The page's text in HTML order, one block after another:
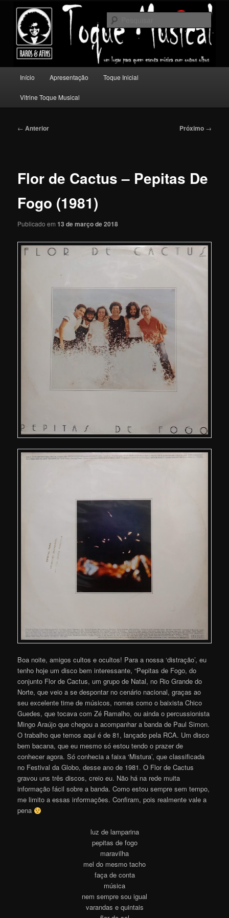
conteúdo
principalToque Musical
Um lugar para quem escuta música com outros olhos.
principal
Início Apresentação Toque Inicial
Vitrine Toque Musical
Navegação
← Anterior Próximo →
Flor de Cactus – Pepitas De
Fogo (1981)
Publicado em13 de março de 2018
Boa noite, amigos cultos e ocultos! Para a nossa ‘distração’, eu
tenho hoje um disco bem interessante, “Pepitas de Fogo, do
conjunto Flor de Cactus, um grupo de Natal, no Rio Grande do
Norte, que veio a se despontar no cenário nacional, graças ao
seu excelente time de músicos, nomes como o baixista Chico
Guedes, que tocava com Zé Ramalho, ou ainda o percussionista
Mingo Araújo que chegou a acompanhar a banda de Paul Simon.
O trabalho que temos aqui é de 81, lançado pela RCA. Um disco
bem bacana, que eu mesmo só estou tendo o prazer de
conhecer agora. Só conhecia a faixa ‘Mistura’, que classificada
no Festival da Globo, desse ano de 1981. O Flor de Cactus
gravou uns três discos, creio eu. Não há na rede muita
informação fácil sobre a banda. Como estou sempre sem tempo,
me limito a essas informações. Confiram, pois realmente vale a
pena
luz de lamparina
pepitas de fogo
maravilha
mel do mesmo tacho
faça de conta
música
nem sempre sou igual
varandas e quintais